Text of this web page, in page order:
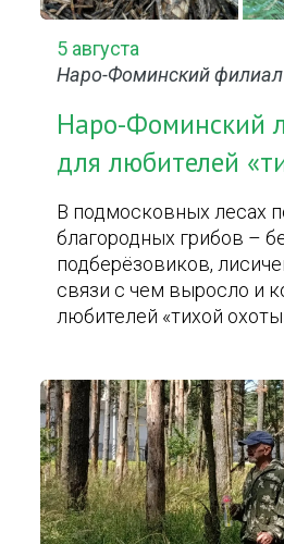
5 августа
Наро-Фоминский филиал
Наро-Фоминский
для любителей
В подмосковных лесах
благородных грибов –
подберёзовиков,
связи с чем выросло и
любителей «тихой